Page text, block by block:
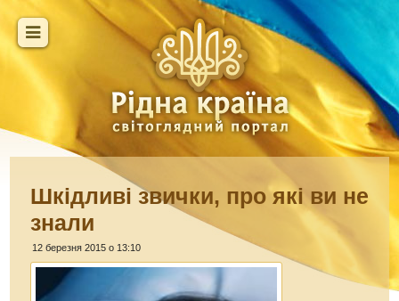
Шкідливі звички, про які ви не
знали
12 березня 2015 о 13:10